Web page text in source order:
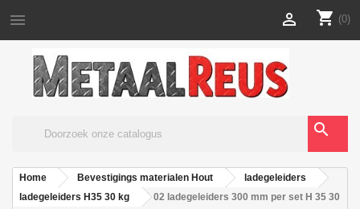
 shopping_cart (0)

search
Home Bevestigings materialen Hout
ladegeleiders
ladegeleiders H35 30 kg
02 ladegeleiders 300 mm per set H 35 30